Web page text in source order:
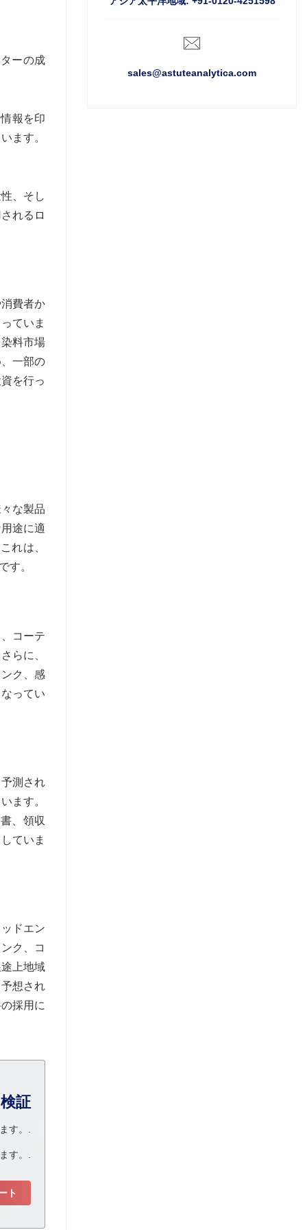
ーの成
報を印
ます。
、そし
れるロ
費者か
ていま
料市場
一部の
を行っ
な製品
途に適
れは、
す。
コーテ
らに、
ク、感
ってい
測され
ます。
、領収
ていま
ドエン
ク、コ
上地域
想され
採用に
証
す。.
す。.
ト
sales@astuteanalytica.com